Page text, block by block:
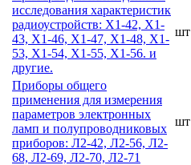
исследования характеристик
радиоустройств: Х1-42, Х1-
43, Х1-46, Х1-47, Х1-48, Х1-
53, Х1-54, Х1-55, Х1-56. и
другие.
шт
Приборы общего
применения для измерения
параметров электронных
ламп и полупроводниковых
приборов: Л2-42, Л2-56, Л2-
68, Л2-69, Л2-70, Л2-71
шт